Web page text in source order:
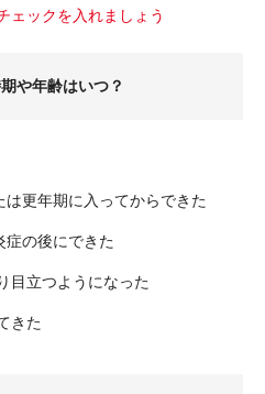
ェックを入れましょう
や年齢はいつ？
更年期に入ってからできた
症の後にできた
目立つようになった
きた